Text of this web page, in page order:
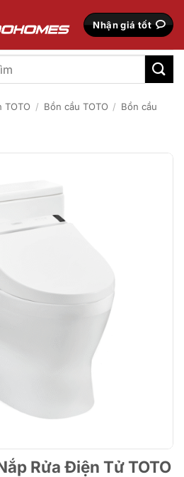
Nhận giá tốt
TOTO / Bồn cầu TOTO / Bồn cầu
Rửa Điện Tử TOTO